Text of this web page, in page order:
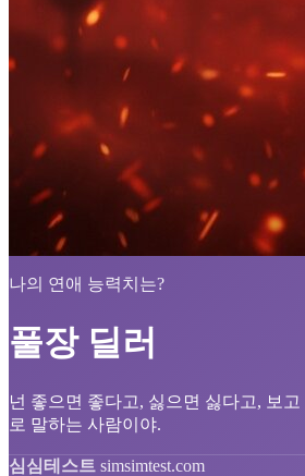
나의 연애 능력치는?
풀장 딜러
넌 좋으면 좋다고, 싫으면 싫다고, 보
로 말하는 사람이야.
심심테스트 simsimtest.com